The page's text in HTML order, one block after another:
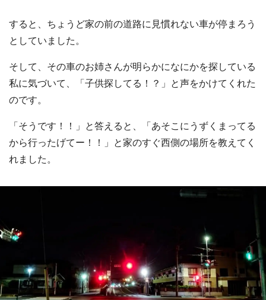
すると、ちょうど家の前の道路に見慣れない車が停まろう
としていました。
そして、その車のお姉さんが明らかになにかを探している
私に気づいて、「子供探してる！？」と声をかけてくれた
のです。
「そうです！！」と答えると、「あそこにうずくまってる
から行ったげてー！！」と家のすぐ西側の場所を教えてく
れました。